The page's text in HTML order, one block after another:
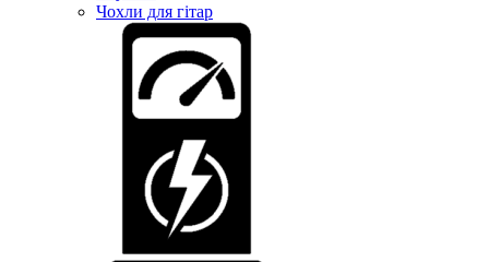
Чохли для гітар